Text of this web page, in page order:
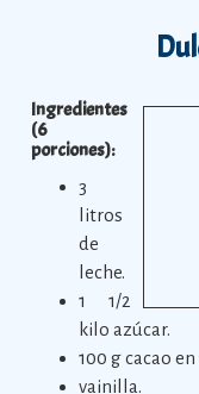
Ingredientes
(6
porciones):
3
litros
de
leche.
1 1/2
kilo azúcar.
100 g cacao
vainilla.